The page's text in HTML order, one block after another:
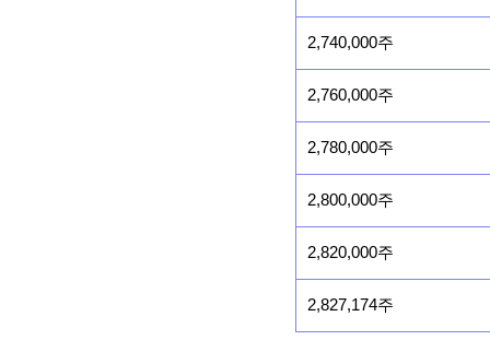
2,740,000주
2,760,000주
2,780,000주
2,800,000주
2,820,000주
2,827,174주